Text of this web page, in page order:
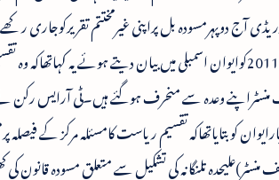
آج دوپہرمسودہ بل پراپنی غیرمختتم تقریرکوجاری
تھے۔ٹی آرایس قائدراماراؤ نے یہ یادلاتے ہوئے کہ چیف منسٹرنے20فروری 2011کوایوان اسمبلی میں بیان دیتے
منسٹراپنے وعدہ سے منحرف ہوگئے ہیں۔ٹی آرایس
کوبتایاتھاکہ تقسیم ریاست کامسئلہ مرکز کے
تلنگانہ کی تشکیل سے متعلق مسودہ قانون